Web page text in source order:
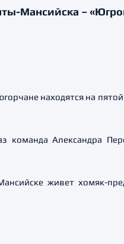
Мансийска –
находятся на
команда Александра
живет хомяк-